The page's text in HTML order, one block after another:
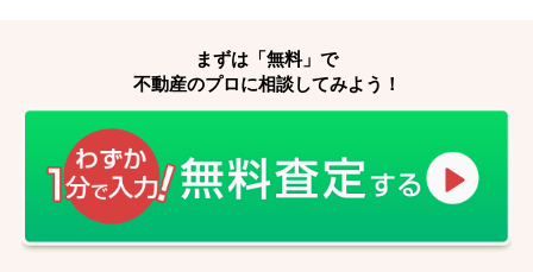
まずは「無料」で
不動産のプロに相談してみよう！